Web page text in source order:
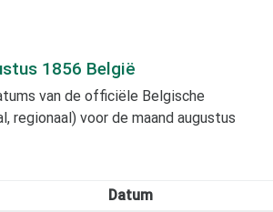
1856 België
van de officiële Belgische
regionaal) voor de maand augustus
Datum